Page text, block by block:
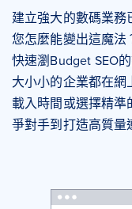
建立強大的數碼業
您怎麼能變出這魔法
快速瀏Budget SEO
大小小的企業都在
載入時間或選擇精
爭對手到打造高質量